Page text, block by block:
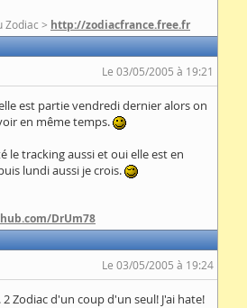
Zodiac > http://zodiacfrance.free.fr
Le 03/05/2005 à 19:21
est partie vendredi dernier alors on
en même temps.
le tracking aussi et oui elle est en
lundi aussi je crois.
DrUm78
Le 03/05/2005 à 19:24
2 Zodiac d'un coup d'un seul! J'ai hate!